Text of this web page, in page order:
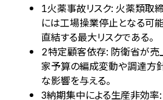
1火薬事故リスク: 火薬類取
には工場操業停止となる可
直結する最大リスクである。
2特定顧客依存: 防衛省が売
家予算の編成変動や調達方
な影響を与える。
3納期集中による生産非効